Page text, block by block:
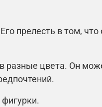
прелесть в том,
цвета. Он